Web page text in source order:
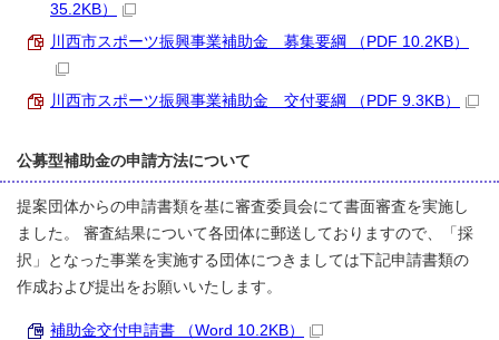
35.2KB）
川西市スポーツ振興事業補助金 募集要綱 （PDF 10.2KB）
川西市スポーツ振興事業補助金 交付要綱 （PDF 9.3KB）
公募型補助金の申請方法について
提案団体からの申請書類を基に審査委員会にて書面審査を実施し
ました。 審査結果について各団体に郵送しておりますので、「採
択」となった事業を実施する団体につきましては下記申請書類の
作成および提出をお願いいたします。
補助金交付申請書 （Word 10.2KB）